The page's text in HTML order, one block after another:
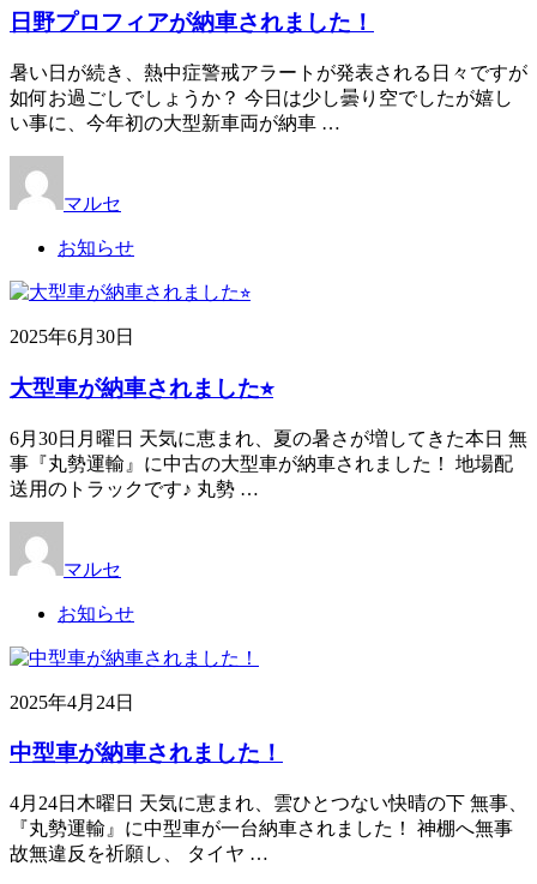
日野プロフィアが納車されました！
暑い日が続き、熱中症警戒アラートが発表される日々ですが
如何お過ごしでしょうか？ 今日は少し曇り空でしたが嬉し
い事に、今年初の大型新車両が納車 …
マルセ
お知らせ
2025年6月30日
大型車が納車されました⭐︎
6月30日月曜日 天気に恵まれ、夏の暑さが増してきた本日 無
事『丸勢運輸』に中古の大型車が納車されました！ 地場配
送用のトラックです♪ 丸勢 …
マルセ
お知らせ
2025年4月24日
中型車が納車されました！
4月24日木曜日 天気に恵まれ、雲ひとつない快晴の下 無事、
『丸勢運輸』に中型車が一台納車されました！ 神棚へ無事
故無違反を祈願し、 タイヤ …